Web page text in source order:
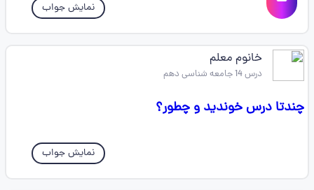
نمایش جواب
خانوم معلم
درس 14 جامعه شناسی دهم
چندتا درس خوندید و چطور؟
نمایش جواب